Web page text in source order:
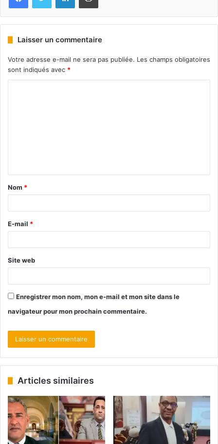
Laisser un commentaire
Votre adresse e-mail ne sera pas publiée. Les champs obligatoires
sont indiqués avec *
Nom *
E-mail *
Site web
Enregistrer mon nom, mon e-mail et mon site dans le
navigateur pour mon prochain commentaire.
Articles similaires